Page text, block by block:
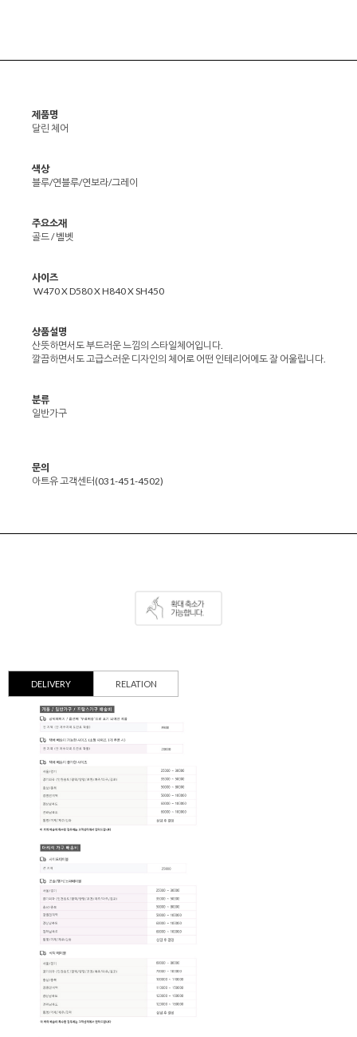
제품명
달린 체어
색상
블루/연블루/연보라/그레이
주요소재
골드 / 벨벳
사이즈
W470 X D580 X H840 X SH450
상품설명
산뜻하면서도 부드러운 느낌의 스타일체어입니다.
깔끔하면서도 고급스러운 디자인의 체어로 어떤 인테리어에도 잘 어울립니다.
분류
일반가구
문의
아트유 고객센터(031-451-4502)
DELIVERY RELATION